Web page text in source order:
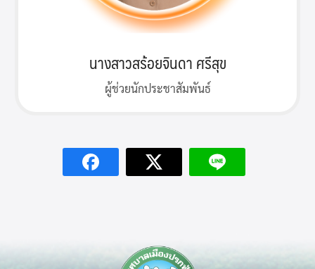
นางสาวสร้อยจินดา ศรีสุข
ผู้ช่วยนักประชาสัมพันธ์